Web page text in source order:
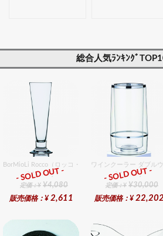
総合人気ﾗﾝｷﾝｸﾞ
BorMioLi Rocco（ロッコ・ボリミオり） パラディオ
総合ﾗﾝｷﾝｸﾞ
定価：¥ ¥4,080
販売価格：¥ 2,611
- SOLD OUT -
ワインクーラー ダブル
総合ﾗﾝｷﾝｸﾞ
定価：¥ ¥30,000
販売価格：¥ 22,202
- SOLD OUT -